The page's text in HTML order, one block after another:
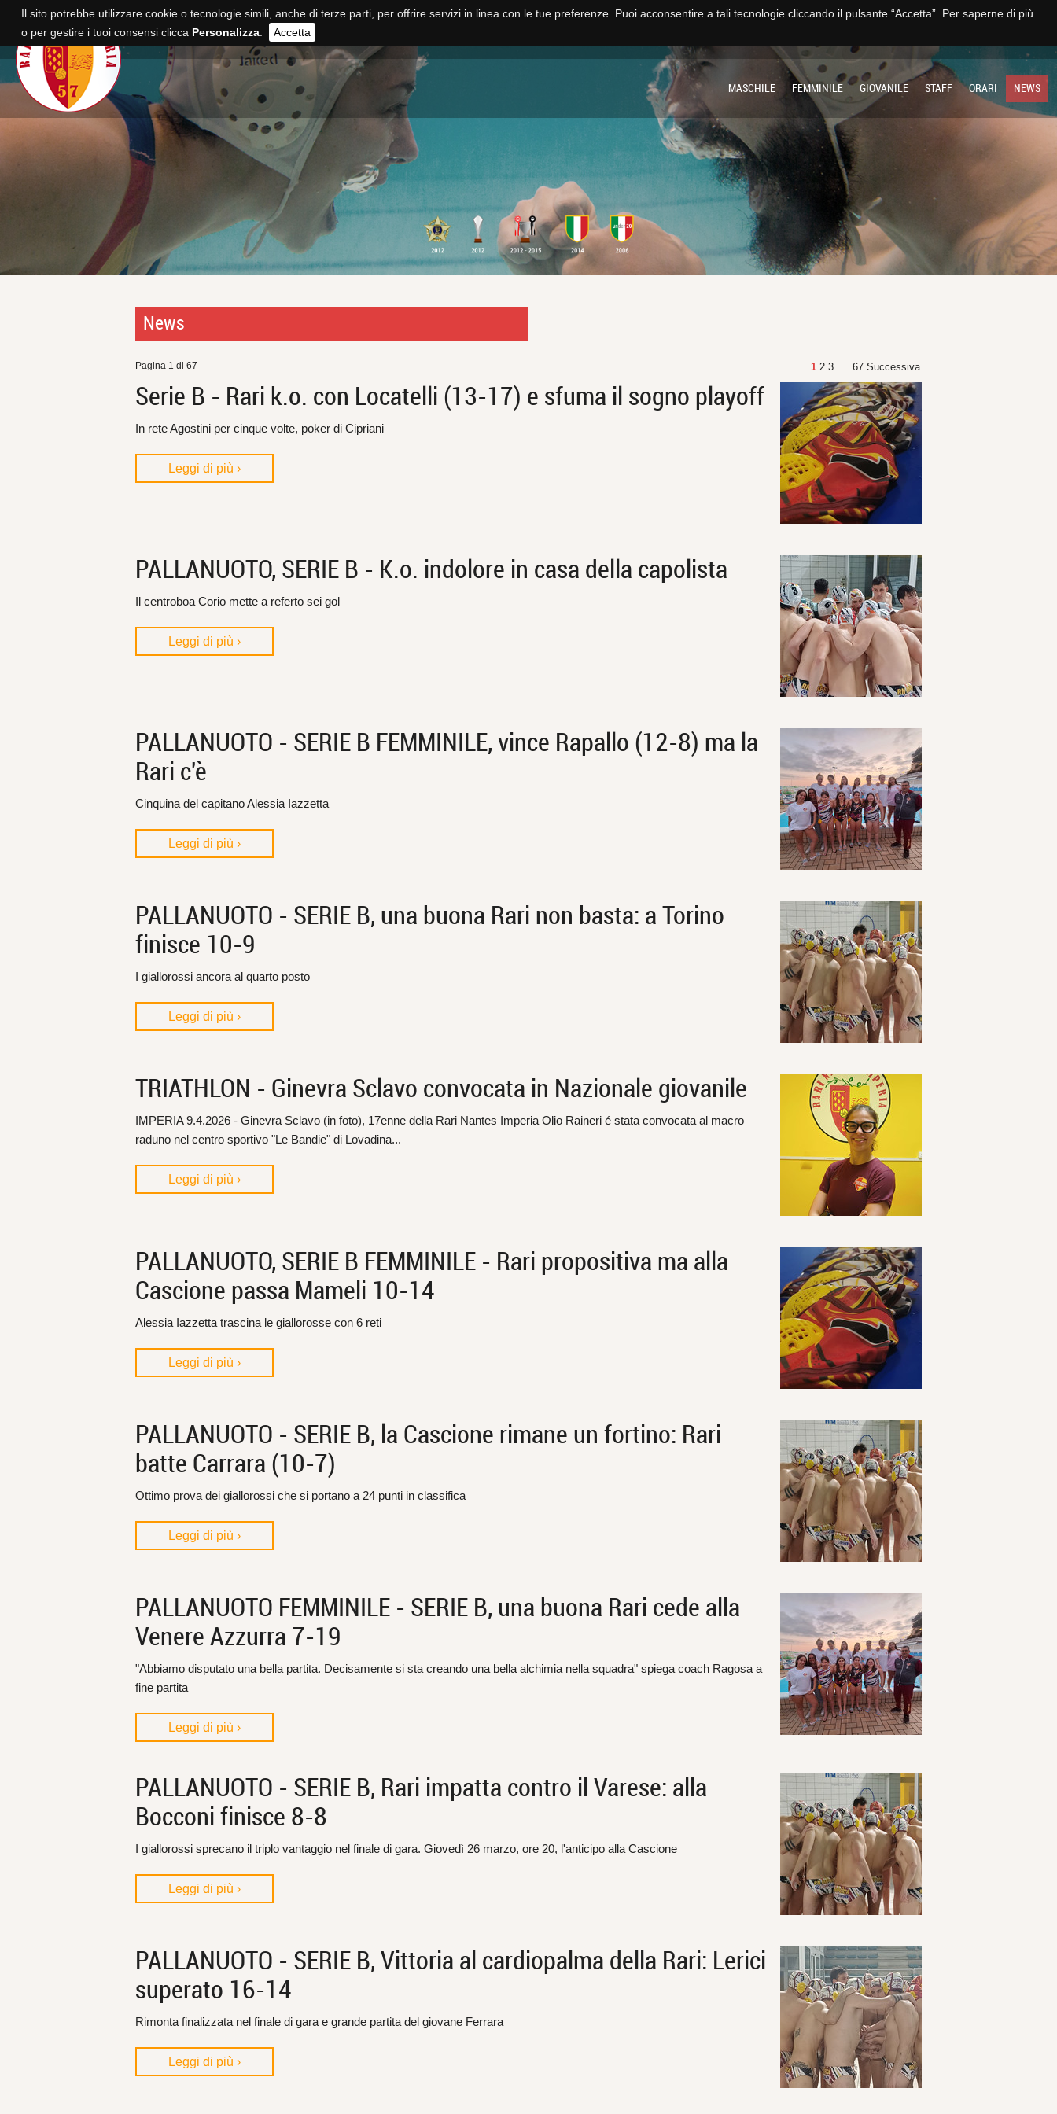
MASCHILE FEMMINILE GIOVANILE STAFF ORARI NEWS
News
Pagina 1 di 67 1 2 3 .... 67 Successiva
Serie B - Rari k.o. con Locatelli (13-17) e sfuma il sogno playoff
In rete Agostini per cinque volte, poker di Cipriani
Leggi di più ›
PALLANUOTO, SERIE B - K.o. indolore in casa della capolista
Il centroboa Corio mette a referto sei gol
Leggi di più ›
PALLANUOTO - SERIE B FEMMINILE, vince Rapallo (12-8) ma la
Rari c'è
Cinquina del capitano Alessia Iazzetta
Leggi di più ›
PALLANUOTO - SERIE B, una buona Rari non basta: a Torino
finisce 10-9
I giallorossi ancora al quarto posto
Leggi di più ›
TRIATHLON - Ginevra Sclavo convocata in Nazionale giovanile
IMPERIA 9.4.2026 - Ginevra Sclavo (in foto), 17enne della Rari Nantes Imperia Olio Raineri é stata convocata al macro
raduno nel centro sportivo "Le Bandie" di Lovadina...
Leggi di più ›
PALLANUOTO, SERIE B FEMMINILE - Rari propositiva ma alla
Cascione passa Mameli 10-14
Alessia Iazzetta trascina le giallorosse con 6 reti
Leggi di più ›
PALLANUOTO - SERIE B, la Cascione rimane un fortino: Rari
batte Carrara (10-7)
Ottimo prova dei giallorossi che si portano a 24 punti in classifica
Leggi di più ›
PALLANUOTO FEMMINILE - SERIE B, una buona Rari cede alla
Venere Azzurra 7-19
"Abbiamo disputato una bella partita. Decisamente si sta creando una bella alchimia nella squadra" spiega coach Ragosa a
fine partita
Leggi di più ›
PALLANUOTO - SERIE B, Rari impatta contro il Varese: alla
Bocconi finisce 8-8
I giallorossi sprecano il triplo vantaggio nel finale di gara. Giovedì 26 marzo, ore 20, l'anticipo alla Cascione
Leggi di più ›
PALLANUOTO - SERIE B, Vittoria al cardiopalma della Rari: Lerici
superato 16-14
Rimonta finalizzata nel finale di gara e grande partita del giovane Ferrara
Leggi di più ›
Il sito potrebbe utilizzare cookie o tecnologie simili, anche di terze parti, per offrire servizi in linea con le tue preferenze. Puoi acconsentire a tali tecnologie cliccando il pulsante “Accetta”. Per saperne di più
o per gestire i tuoi consensi clicca Personalizza. Accetta